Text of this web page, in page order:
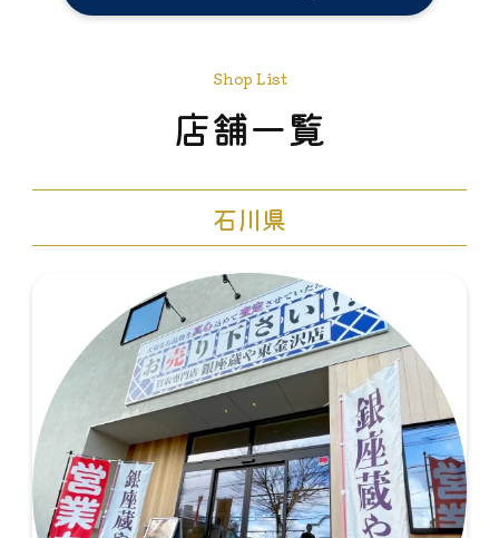
Shop List
店舗一覧
石川県